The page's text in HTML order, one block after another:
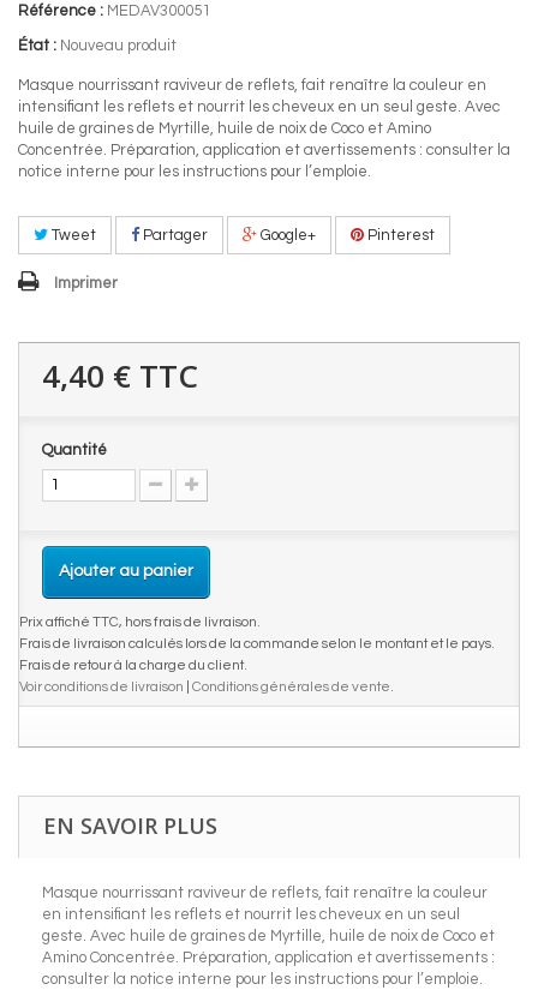
Référence : MEDAV300051
État : Nouveau produit
Masque nourrissant raviveur de reflets, fait renaître la couleur en
intensifiant les reflets et nourrit les cheveux en un seul geste. Avec
huile de graines de Myrtille, huile de noix de Coco et Amino
Concentrée. Préparation, application et avertissements : consulter la
notice interne pour les instructions pour l’emploie.
Tweet Partager Google+ Pinterest
Imprimer
4,40 € TTC
Quantité
Ajouter au panier
Prix affiché TTC, hors frais de livraison.
Frais de livraison calculés lors de la commande selon le montant et le pays.
Frais de retour à la charge du client.
Voir conditions de livraison
Conditions générales de vente
EN SAVOIR PLUS
Masque nourrissant raviveur de reflets, fait renaître la couleur
en intensifiant les reflets et nourrit les cheveux en un seul
geste. Avec huile de graines de Myrtille, huile de noix de Coco et
Amino Concentrée. Préparation, application et avertissements :
consulter la notice interne pour les instructions pour l’emploie.